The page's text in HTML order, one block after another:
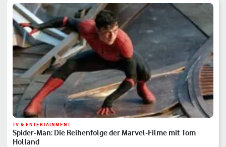
TV & ENTERTAINMENT
Spider-Man: Die Reihenfolge der Marvel-Filme mit Tom
Holland